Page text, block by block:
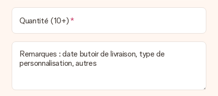
Quantité (10+)
Remarques : date butoir de livraison, type de
personnalisation, autres